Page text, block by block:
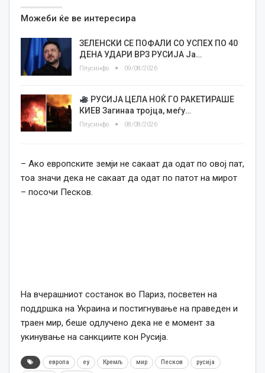
Можеби ќе ве интересира
ЗЕЛЕНСКИ СЕ ПОФАЛИ СО УСПЕХ ПО 40
ДЕНА УДАРИ ВРЗ РУСИЈА Ја…
Плусинфо 09/08/2026
РУСИЈА ЦЕЛА НОЌ ГО РАКЕТИРАШЕ
КИЕВ Загинаа тројца, меѓу…
Плусинфо 08/08/2026
– Ако европските земји не сакаат да одат по овој пат,
тоа значи дека не сакаат да одат по патот на мирот
– посочи Песков.
На вчерашниот состанок во Париз, посветен на
поддршка на Украина и постигнување на праведен и
траен мир, беше одлучено дека не е момент за
укинување на санкциите кон Русија.
европа еу Кремљ мир Песков русија